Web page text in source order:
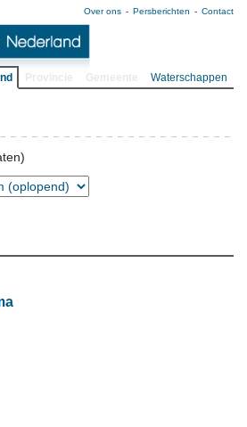
Over ons Persberichten Contact
Waterschappen